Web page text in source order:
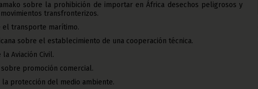
sobre la prohibición de importar en África desechos peligrosos y
transfronterizos.
el transporte marítimo.
sobre el establecimiento de una cooperación técnica.
la Aviación Civil.
sobre promoción comercial.
la protección del medio ambiente.